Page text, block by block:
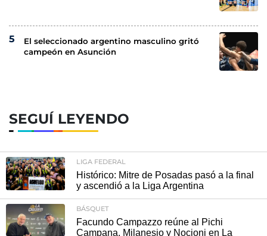
El seleccionado argentino masculino gritó
campeón en Asunción
SEGUÍ LEYENDO
LIGA FEDERAL
Histórico: Mitre de Posadas pasó a la final
y ascendió a la Liga Argentina
BÁSQUET
Facundo Campazzo reúne al Pichi
Campana, Milanesio y Nocioni en La